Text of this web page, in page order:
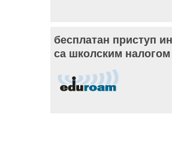
бесплатан приступ
са школским налогом